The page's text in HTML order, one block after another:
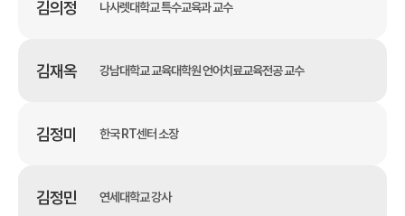
김의정 나사렛대학교 특수교육과 교수
김재옥 강남대학교 교육대학원 언어치료교육전공 교수
김정미 한국 RT센터 소장
김정민 연세대학교 강사